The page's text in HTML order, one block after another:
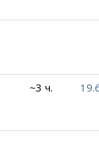
~3 ч.